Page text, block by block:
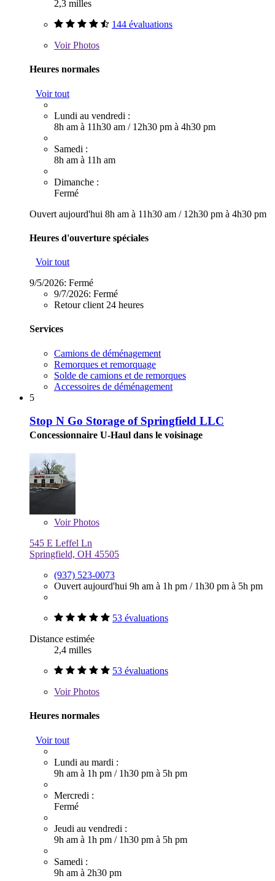
2,3 milles
144 évaluations
VoirPhotos
Heures normales
Voir tout
Lundi au vendredi :
8h am à 11h30 am / 12h30 pm à 4h30 pm
Samedi :
8h am à 11h am
Dimanche :
Fermé
Ouvert aujourd'hui 8h am à 11h30 am / 12h30 pm à 4h30 pm
Heures d'ouverture spéciales
Voir tout
9/5/2026: Fermé
9/7/2026: Fermé
Retour client 24 heures
Services
Camions de déménagement
Remorques et remorquage
Solde de camions et de remorques
Accessoires de déménagement
5
Stop N Go Storage of Springfield LLC
Concessionnaire U-Haul dans le voisinage
VoirPhotos
545 E Leffel Ln
Springfield, OH 45505
(937) 523-0073
Ouvert aujourd'hui 9h am à 1h pm / 1h30 pm à 5h pm
53 évaluations
Distance estimée
2,4 milles
53 évaluations
VoirPhotos
Heures normales
Voir tout
Lundi au mardi :
9h am à 1h pm / 1h30 pm à 5h pm
Mercredi :
Fermé
Jeudi au vendredi :
9h am à 1h pm / 1h30 pm à 5h pm
Samedi :
9h am à 2h30 pm